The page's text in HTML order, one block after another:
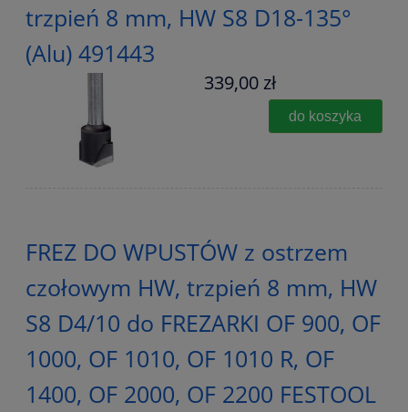
trzpień 8 mm, HW S8 D18-135°
(Alu) 491443
339,00 zł
do koszyka
FREZ DO WPUSTÓW z ostrzem
czołowym HW, trzpień 8 mm, HW
S8 D4/10 do FREZARKI OF 900, OF
1000, OF 1010, OF 1010 R, OF
1400, OF 2000, OF 2200 FESTOOL